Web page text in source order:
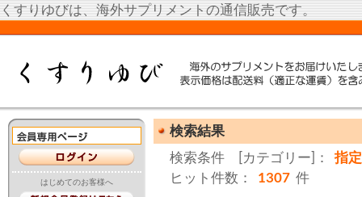
くすりゆびは、海外サプリメントの通信販売です。
はじめてのお客様へ
検索結果
検索条件 [カテゴリー]：
指
ヒット件数：
1307 件